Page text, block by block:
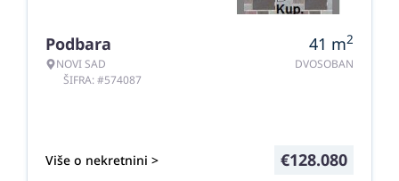
Podbara
NOVI SAD
ŠIFRA: #574087
41 m2
DVOSOBAN
Više o nekretnini > €128.080